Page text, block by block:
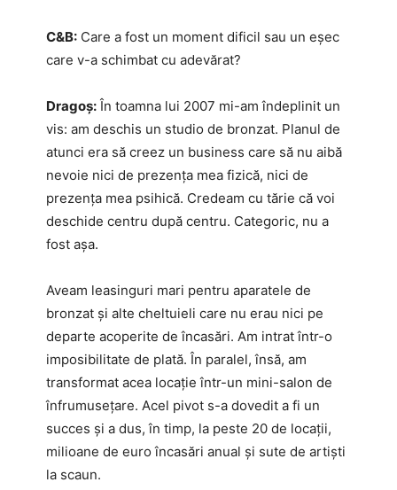
C&B: Care a fost un moment dificil sau un eșec
care v-a schimbat cu adevărat?
Dragoș: În toamna lui 2007 mi-am îndeplinit un
vis: am deschis un studio de bronzat. Planul de
atunci era să creez un business care să nu aibă
nevoie nici de prezența mea fizică, nici de
prezența mea psihică. Credeam cu tărie că voi
deschide centru după centru. Categoric, nu a
fost așa.
Aveam leasinguri mari pentru aparatele de
bronzat și alte cheltuieli care nu erau nici pe
departe acoperite de încasări. Am intrat într-o
imposibilitate de plată. În paralel, însă, am
transformat acea locație într-un mini-salon de
înfrumusețare. Acel pivot s-a dovedit a fi un
succes și a dus, în timp, la peste 20 de locații,
milioane de euro încasări anual și sute de artiști
la scaun.